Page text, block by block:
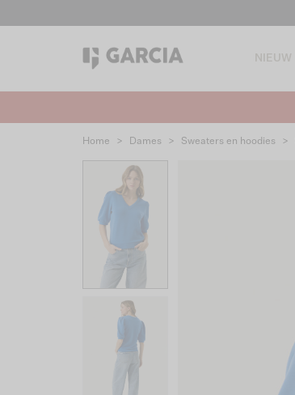
NIEUW
Home > Dames > Sweaters en hoodies >